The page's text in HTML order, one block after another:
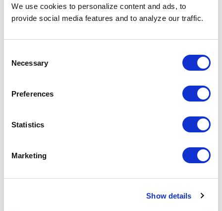
We use cookies to personalize content and ads, to
provide social media features and to analyze our traffic.
Selection
Necessary
Preferences
Statistics
Marketing
Show details
son los puntos clave a evaluar:
Presencia regional si operás en varios países de
LATAM.
reportería transparente.
Métricas y SLAs claros: time-to-fill, calidad de
Referencias verificables de clientes actuales.